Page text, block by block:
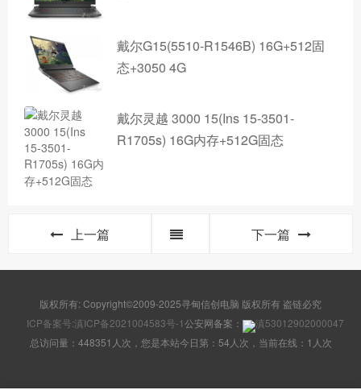
戴尔G15(5510-R1546B) 16G+512固
态+3050 4G
戴尔灵越 3000 15(Ins 15-3501-
R1705s) 16G内存+512G固态
上一篇 下一篇
版权所有: Copyright©2009-2025寻甸信创电脑 版权所有 盗链必究
ICP备案号:滇ICP备2021004583号-1公安网备案：
滇53012902000047
总访问量：448351人次，您是本站今日第：54人次，当前在线：1人次